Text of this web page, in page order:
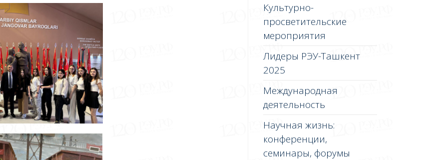
Культурно-
просветительские
мероприятия
Лидеры РЭУ-Ташкент
2025
Международная
деятельность
Научная жизнь:
конференции,
семинары, форумы